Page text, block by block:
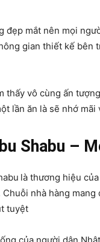
đẹp mắt nên mọi
gian thiết kế bên
thấy vô cùng ấn
lần ăn là sẽ nhớ
Shabu –
là thương hiệu
nhà hàng
tuyệt
của người dân